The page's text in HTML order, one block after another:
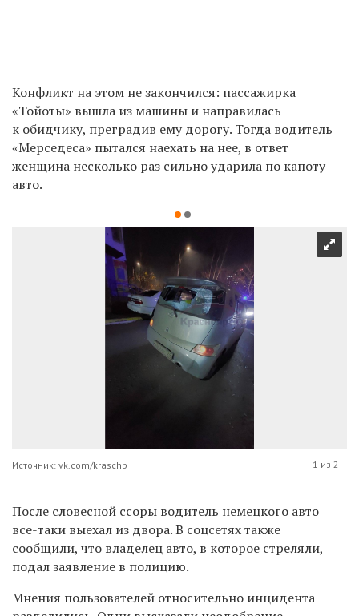
Конфликт на этом не закончился: пассажирка
«Тойоты» вышла из машины и направилась
к обидчику, преградив ему дорогу. Тогда водитель
«Мерседеса» пытался наехать на нее, в ответ
женщина несколько раз сильно ударила по капоту
авто.
Источник: vk.com/kraschp 1 из 2
После словесной ссоры водитель немецкого авто
все-таки выехал из двора. В соцсетях также
сообщили, что владелец авто, в которое стреляли,
подал заявление в полицию.
Мнения пользователей относительно инцидента